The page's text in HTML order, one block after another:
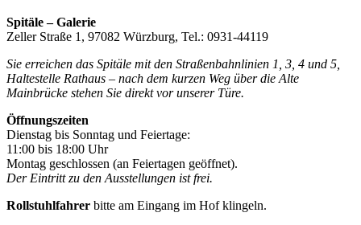
Spitäle – Galerie
Zeller Straße 1, 97082 Würzburg, Tel.: 0931-44119
Sie erreichen das Spitäle mit den Straßenbahnlinien 1, 3, 4 und 5,
Haltestelle Rathaus – nach dem kurzen Weg über die Alte
Mainbrücke stehen Sie direkt vor unserer Türe.
Öffnungszeiten
Dienstag bis Sonntag und Feiertage:
11:00 bis 18:00 Uhr
Montag geschlossen (an Feiertagen geöffnet).
Der Eintritt zu den Ausstellungen ist frei.
Rollstuhlfahrer bitte am Eingang im Hof klingeln.